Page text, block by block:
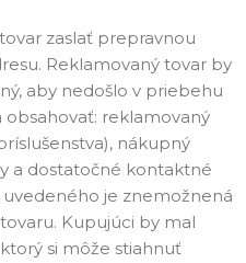
zaslať prepravnou
Reklamovaný tovar by
aby nedošlo v priebehu
reklamovaný
nákupný
a dostatočné kontaktné
je znemožnená
Kupujúci by mal
si môže stiahnuť